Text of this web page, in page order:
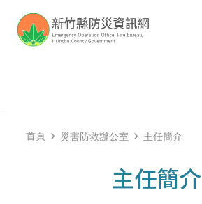
首頁 災害防救辦公室 主任簡介
主任簡介